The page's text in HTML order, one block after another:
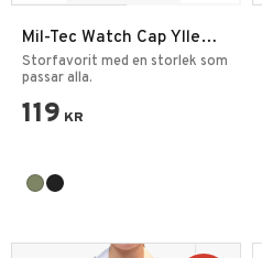
Mil-Tec Watch Cap Ylle
Mössa Olles brorsa
Storfavorit med en storlek som
passar alla.
119 KR